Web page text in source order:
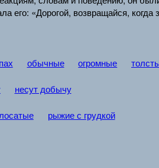
его: «Дорогой, возвращайся, когда
обычные огромные
несут добычу
рыжие с грудкой